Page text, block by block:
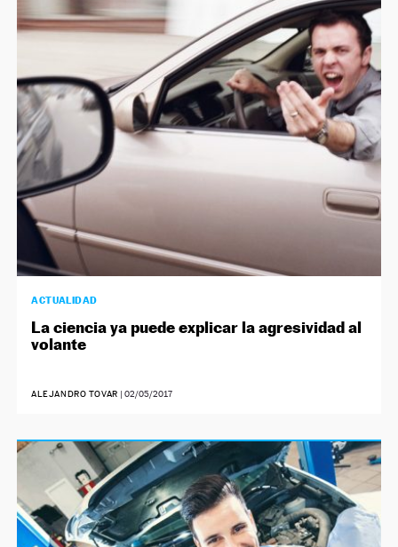
ACTUALIDAD
La ciencia ya puede explicar la agresividad al
volante
ALEJANDRO TOVAR |02/05/2017